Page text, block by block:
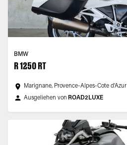
BMW
R 1250 RT
Marignane, Provence-Alpes-Cote d'Azur
Ausgeliehen von ROAD2LUXE